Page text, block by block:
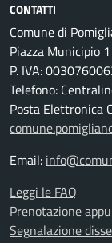
CONTATTI
Comune di
Piazza Municipio
P. IVA:
Telefono:
Posta Elettronica
Email:
Leggi le FAQ
Prenotazione
Segnalazione